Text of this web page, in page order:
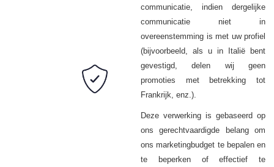
communicatie, indien dergelijke
communicatie niet in
overeenstemming is met uw profiel
(bijvoorbeeld, als u in Italië bent
gevestigd, delen wij geen
promoties met betrekking tot
Frankrijk, enz.).
Deze verwerking is gebaseerd op
ons gerechtvaardigde belang om
ons marketingbudget te bepalen en
te beperken of effectief te